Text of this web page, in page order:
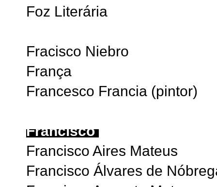
Foz Literária
Fracisco Niebro
França
Francesco Francia (pintor)
Francisco
Francisco Aires Mateus
Francisco Álvares de